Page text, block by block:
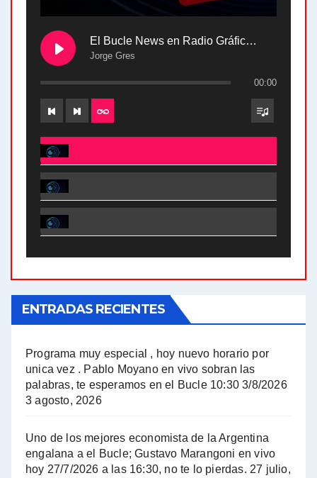
El Bucle News en Radio Gráfica. Bloque 2 . 28.04.24
Jorge Gres
00:00
El Bucle News en Radio Gráfica. Bloque 2 . 28.04.24 - Jorge Gres
El Bucle News en Radio Gráfica. Bloque 1 . 28.04.24 - Jorge Gres
El Bucle News en Radio Gráfica. Bloque 2 . 21.04.24 - Jorge Gres
A mayor poder al empresariado le cuesta encontrar resistencia - Jose Urtubey con Jorge Gres
Hugo Yasky : Día de la Militancia - Hugo Yasky con Jorge Gres
ENTRADAS RECIENTES
Programa muy especial , hoy nuevo horario por
unica vez . Pablo Moyano en vivo sobran las
palabras, te esperamos en el Bucle 10:30 3/8/2026
3 agosto, 2026
Uno de los mejores economista de la Argentina
engalana a el Bucle; Gustavo Marangoni en vivo
hoy 27/7/2026 a las 16:30, no te lo pierdas. 27 julio,